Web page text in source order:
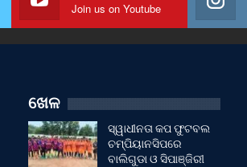
Join us on Youtube
ଖେଳ
ସ୍ୱାଧୀନତା କପ ଫୁଟବଲ
ଚମ୍ପିୟାନସିପରେ
ବାଲିଗୁଡା ଓ ସିପାଞ୍ଜିରୀ